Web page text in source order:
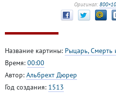
Оригинал:
Название картины: Рыцарь, Смерть
Время: 00:00
Автор: Альбрехт Дюрер
Год создания: 1513